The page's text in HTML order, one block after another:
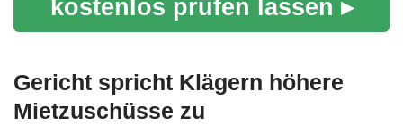
kostenlos prüfen lassen ▸
Gericht spricht Klägern höhere
Mietzuschüsse zu